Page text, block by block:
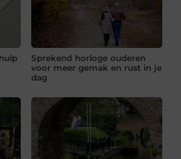
Sprekend horloge ouderen
voor meer gemak en rust in je
dag